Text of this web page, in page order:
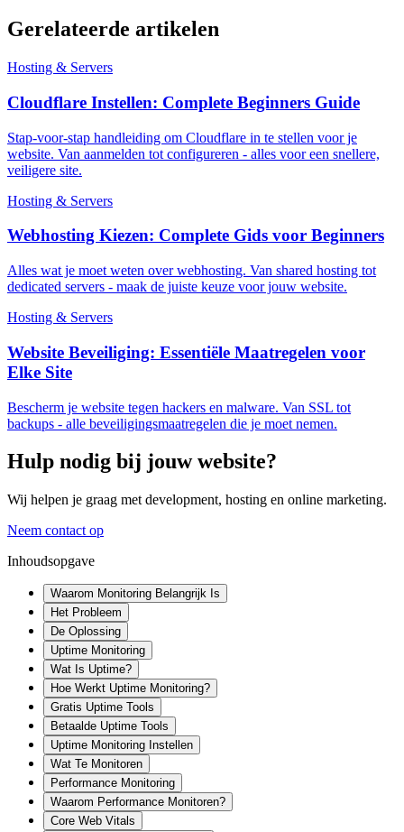
Gerelateerde artikelen
Hosting & Servers
Cloudflare Instellen: Complete Beginners Guide
Stap-voor-stap handleiding om Cloudflare in te stellen voor je
website. Van aanmelden tot configureren - alles voor een snellere,
veiligere site.
Hosting & Servers
Webhosting Kiezen: Complete Gids voor Beginners
Alles wat je moet weten over webhosting. Van shared hosting tot
dedicated servers - maak de juiste keuze voor jouw website.
Hosting & Servers
Website Beveiliging: Essentiële Maatregelen voor
Elke Site
Bescherm je website tegen hackers en malware. Van SSL tot
backups - alle beveiligingsmaatregelen die je moet nemen.
Hulp nodig bij jouw website?
Wij helpen je graag met development, hosting en online marketing.
Neem contact op
Inhoudsopgave
Waarom Monitoring Belangrijk Is
Het Probleem
De Oplossing
Uptime Monitoring
Wat Is Uptime?
Hoe Werkt Uptime Monitoring?
Gratis Uptime Tools
Betaalde Uptime Tools
Uptime Monitoring Instellen
Wat Te Monitoren
Performance Monitoring
Waarom Performance Monitoren?
Core Web Vitals